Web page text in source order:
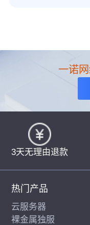
一诺
3天无理由退款
热门产品
云服务器
裸金属独服